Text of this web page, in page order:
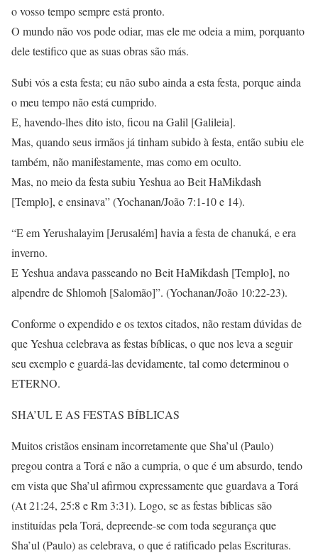
o vosso tempo sempre está pronto.
O mundo não vos pode odiar, mas ele me odeia a mim, porquanto
dele testifico que as suas obras são más.
Subi vós a esta festa; eu não subo ainda a esta festa, porque ainda
o meu tempo não está cumprido.
E, havendo-lhes dito isto, ficou na Galil [Galileia].
Mas, quando seus irmãos já tinham subido à festa, então subiu ele
também, não manifestamente, mas como em oculto.
Mas, no meio da festa subiu Yeshua ao Beit HaMikdash
[Templo], e ensinava” (Yochanan/João 7:1-10 e 14).
“E em Yerushalayim [Jerusalém] havia a festa de chanuká, e era
inverno.
E Yeshua andava passeando no Beit HaMikdash [Templo], no
alpendre de Shlomoh [Salomão]”. (Yochanan/João 10:22-23).
Conforme o expendido e os textos citados, não restam dúvidas de
que Yeshua celebrava as festas bíblicas, o que nos leva a seguir
seu exemplo e guardá-las devidamente, tal como determinou o
ETERNO.
SHA’UL E AS FESTAS BÍBLICAS
Muitos cristãos ensinam incorretamente que Sha’ul (Paulo)
pregou contra a Torá e não a cumpria, o que é um absurdo, tendo
em vista que Sha’ul afirmou expressamente que guardava a Torá
(At 21:24, 25:8 e Rm 3:31). Logo, se as festas bíblicas são
instituídas pela Torá, depreende-se com toda segurança que
Sha’ul (Paulo) as celebrava, o que é ratificado pelas Escrituras.